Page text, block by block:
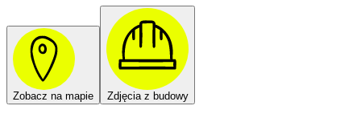
Zobacz na mapie Zdjęcia z budowy